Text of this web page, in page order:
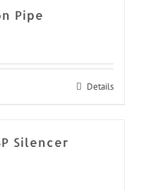
Pipe
Details
Silencer